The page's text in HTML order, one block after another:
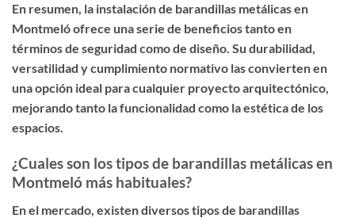
En resumen, la instalación de barandillas metálicas en
Montmeló ofrece una serie de beneficios tanto en
términos de seguridad como de diseño. Su durabilidad,
versatilidad y cumplimiento normativo las convierten en
una opción ideal para cualquier proyecto arquitectónico,
mejorando tanto la funcionalidad como la estética de los
espacios.
¿Cuales son los tipos de barandillas metálicas en
Montmeló más habituales?
En el mercado, existen diversos tipos de barandillas